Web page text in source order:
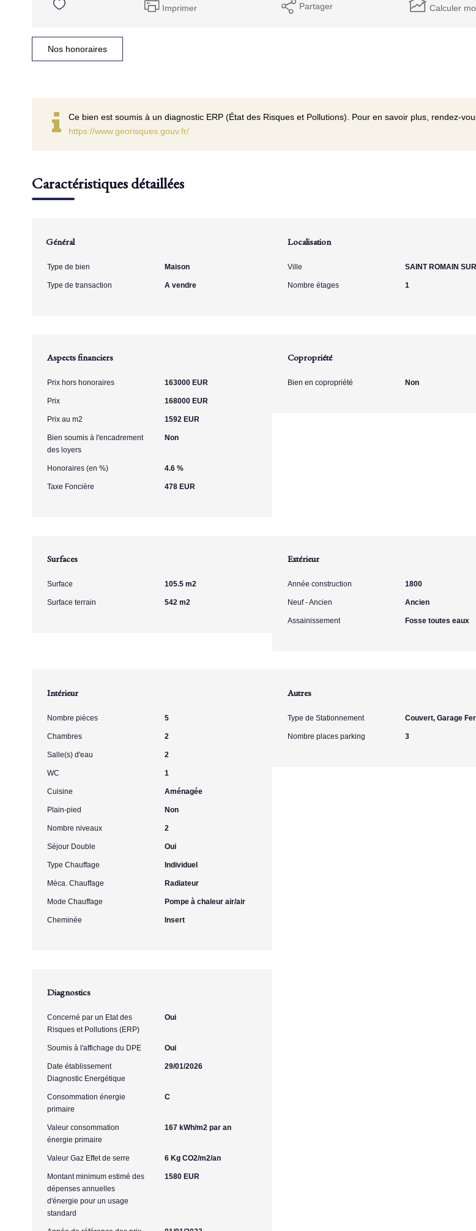
Imprimer Partager Calculer
Nos honoraires
Ce bien est soumis à un diagnostic ERP (État des Risques et Pollutions). Pour en savoir plus, rendez-
https://www.georisques.gouv.fr/
Caractéristiques détaillées
Général
Type de bien Maison
Type de transaction A vendre
Localisation
Ville SAINT ROMAIN
Nombre étages 1
Aspects financiers
Prix hors honoraires 163000 EUR
Prix 168000 EUR
Prix au m2 1592 EUR
Bien soumis à l'encadrement
des loyers
Non
Honoraires (en %) 4.6 %
Taxe Foncière 478 EUR
Copropriété
Bien en copropriété Non
Surfaces
Surface 105.5 m2
Surface terrain 542 m2
Extérieur
Année construction 1800
Neuf - Ancien Ancien
Assainissement Fosse toutes eaux
Intérieur
Nombre pièces 5
Chambres 2
Salle(s) d'eau 2
WC 1
Cuisine Aménagée
Plain-pied Non
Nombre niveaux 2
Séjour Double Oui
Type Chauffage Individuel
Méca. Chauffage Radiateur
Mode Chauffage Pompe à chaleur air/air
Cheminée Insert
Autres
Type de Stationnement Couvert, Garage
Nombre places parking 3
Diagnostics
Concerné par un Etat des
Risques et Pollutions (ERP)
Oui
Soumis à l'affichage du DPE Oui
Date établissement
Diagnostic Energétique
29/01/2026
Consommation énergie
primaire
C
Valeur consommation
énergie primaire
167 kWh/m2 par an
Valeur Gaz Effet de serre 6 Kg CO2/m2/an
Montant minimum estimé des
dépenses annuelles
d'énergie pour un usage
standard
1580 EUR